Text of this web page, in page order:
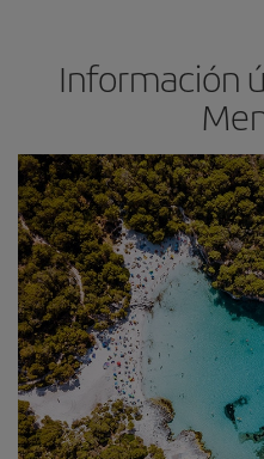
Información